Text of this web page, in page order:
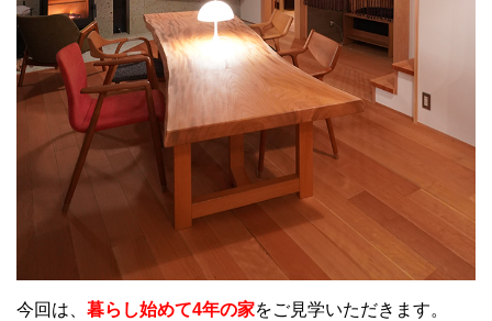
今回は、 暮らし始めて4年の家をご見学いただきます。